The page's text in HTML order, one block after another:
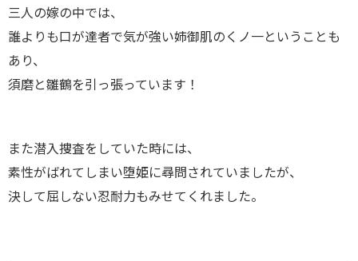
三人の嫁の中では、
誰よりも口が達者で気が強い姉御肌のくノ一ということも
あり、
須磨と雛鶴を引っ張っています！
また潜入捜査をしていた時には、
素性がばれてしまい堕姫に尋問されていましたが、
決して屈しない忍耐力もみせてくれました。